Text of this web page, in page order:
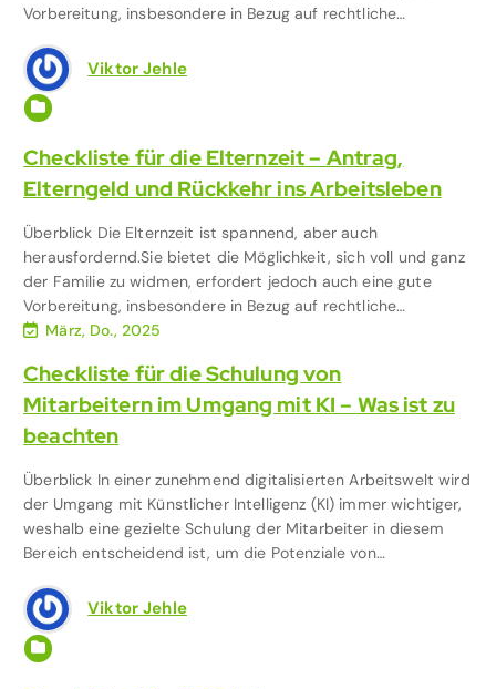
Vorbereitung, insbesondere in Bezug auf rechtliche…
Viktor Jehle
Checkliste für die Elternzeit – Antrag,
Elterngeld und Rückkehr ins Arbeitsleben
Überblick Die Elternzeit ist spannend, aber auch
herausfordernd.Sie bietet die Möglichkeit, sich voll und ganz
der Familie zu widmen, erfordert jedoch auch eine gute
Vorbereitung, insbesondere in Bezug auf rechtliche…
März, Do., 2025
Checkliste für die Schulung von
Mitarbeitern im Umgang mit KI – Was ist zu
beachten
Überblick In einer zunehmend digitalisierten Arbeitswelt wird
der Umgang mit Künstlicher Intelligenz (KI) immer wichtiger,
weshalb eine gezielte Schulung der Mitarbeiter in diesem
Bereich entscheidend ist, um die Potenziale von…
Viktor Jehle